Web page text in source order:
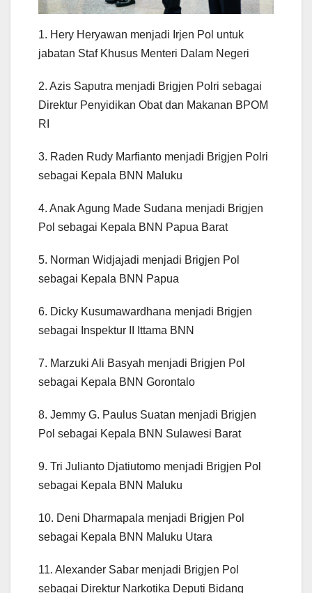
1. Hery Heryawan menjadi Irjen Pol untuk
jabatan Staf Khusus Menteri Dalam Negeri
2. Azis Saputra menjadi Brigjen Polri sebagai
Direktur Penyidikan Obat dan Makanan BPOM
RI
3. Raden Rudy Marfianto menjadi Brigjen Polri
sebagai Kepala BNN Maluku
4. Anak Agung Made Sudana menjadi Brigjen
Pol sebagai Kepala BNN Papua Barat
5. Norman Widjajadi menjadi Brigjen Pol
sebagai Kepala BNN Papua
6. Dicky Kusumawardhana menjadi Brigjen
sebagai Inspektur II Ittama BNN
7. Marzuki Ali Basyah menjadi Brigjen Pol
sebagai Kepala BNN Gorontalo
8. Jemmy G. Paulus Suatan menjadi Brigjen
Pol sebagai Kepala BNN Sulawesi Barat
9. Tri Julianto Djatiutomo menjadi Brigjen Pol
sebagai Kepala BNN Maluku
10. Deni Dharmapala menjadi Brigjen Pol
sebagai Kepala BNN Maluku Utara
11. Alexander Sabar menjadi Brigjen Pol
sebagai Direktur Narkotika Deputi Bidang